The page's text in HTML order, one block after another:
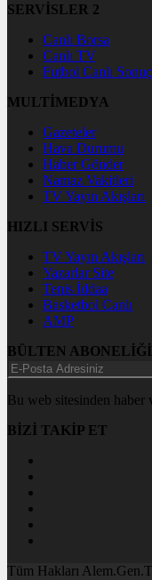
SERVİSLER 2
Canlı Borsa
Canlı TV
Futbol Canlı
MULTİMEDYA
Gazeteler
Hava Durumu
Haber Gönder
Namaz Vakitleri
TV Yayın Akışları
HIZLI SERVİS
TV Yayın Akışları
Yazarlar Site
Tenis İddaa
Basketbol Canlı
AMP
BÜLTEN ABONELİĞİ
Bu web sitesinden
BİZİ TAKİP ET
Tüm Hakları